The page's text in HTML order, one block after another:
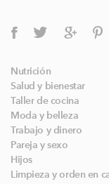
Nutrición
Salud y bienestar
Taller de cocina
Moda y belleza
Trabajo y dinero
Pareja y sexo
Hijos
Limpieza y orden en